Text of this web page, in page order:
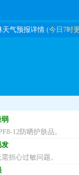
天气预报详情(今日7时
弱
12防晒护肤品。
发
担心过敏问题。